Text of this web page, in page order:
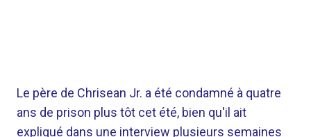
Le père de Chrisean Jr. a été condamné à quatre
ans de prison plus tôt cet été, bien qu'il ait
expliqué dans une interview plusieurs semaines